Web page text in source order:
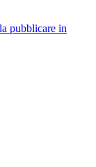
pubblicare in